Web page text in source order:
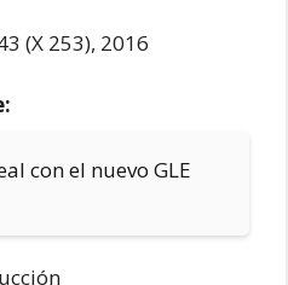
con el nuevo GLE